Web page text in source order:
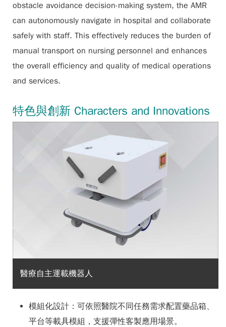
obstacle avoidance decision-making system, the AMR
can autonomously navigate in hospital and collaborate
safely with staff. This effectively reduces the burden of
manual transport on nursing personnel and enhances
the overall efficiency and quality of medical operations
and services.
特色與創新 Characters and Innovations
醫療自主運載機器人
模組化設計：可依照醫院不同任務需求配置藥品箱、
平台等載具模組，支援彈性客製應用場景。